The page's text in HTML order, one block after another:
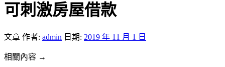
可刺激房屋借款
文章 作者: admin 日期: 2019 年 11 月 1 日
相關內容 →